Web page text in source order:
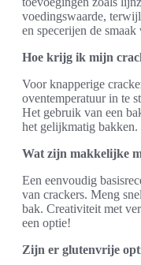
voedingswaarde,
en specerijen de smaak
Hoe krijg ik mijn
Voor knapperige
oventemperatuur in te
Het gebruik van een
het gelijkmatig bakken.
Wat zijn makkelijke
Een eenvoudig
van crackers. Meng
bak. Creativiteit met
een optie!
Zijn er glutenvrije